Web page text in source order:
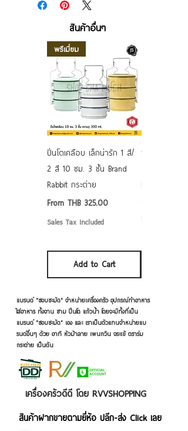
สินค้าอื่นๆ
พรีเมี่ยม
ปิ่นโตเคลือบ เล็กน่ารัก 1 สี/
2 สี 10 ซม. 3 ชั้น Brand
Rabbit กระต่าย
From THB 325.00
Sale Price
Sales Tax Included
Add to Cart
ชามเคลือบ
แบรนด์ "ชอบชะมัด" จำหน่ายเครื่องครัว อุปกรณ์ทำอาหาร
ใส่อาหาร ทั้งจาน ชาม ปิ่นโต แก้วน้ำ โดยจะมีทั้งที่เป็น
แบรนด์ "ชอบชะมัด" เอง และ เราเป็นตัวแทนจำหน่ายแบ
รนด์อื่นๆ ด้วย อาทิ หัวม้าลาย เพนกวิน จระเข้ ตราร่ม
กระต่าย เป็นต้น
เครื่องครัวดีดี โดย RVVSHOPPING
สินค้าฝากขายตามยี่ห้อ ปลีก-ส่ง Click เลย